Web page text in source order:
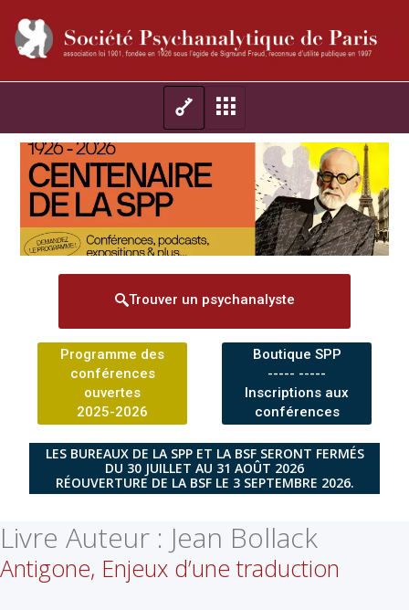
Trouver un psychanalyste
Programme des
conférences
ouvertes
2025-2026
Boutique SPP
----- -----
Inscriptions aux
conférences
LES BUREAUX DE LA SPP ET LA BSF SERONT FERMÉS
DU 30 JUILLET AU 31 AOÛT 2026
RÉOUVERTURE DE LA BSF LE 3 SEPTEMBRE 2026.
Livre Auteur : Jean Bollack
Antigone, Enjeux d’une traduction